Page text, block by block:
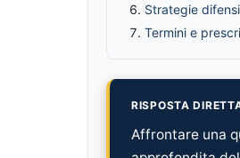
Strategie
Termini e
RISPOSTA
Affrontare una